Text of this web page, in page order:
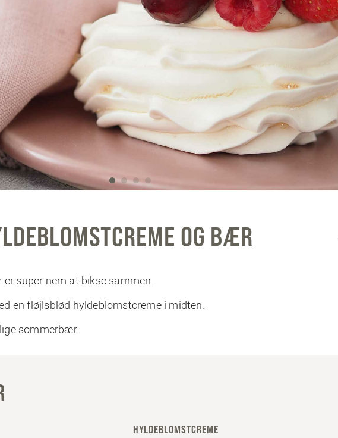
OG BÆR
super nem at bikse sammen.
en fløjlsblød hyldeblomstcreme i midten.
sommerbær.
HYLDEBLOMSTCREME